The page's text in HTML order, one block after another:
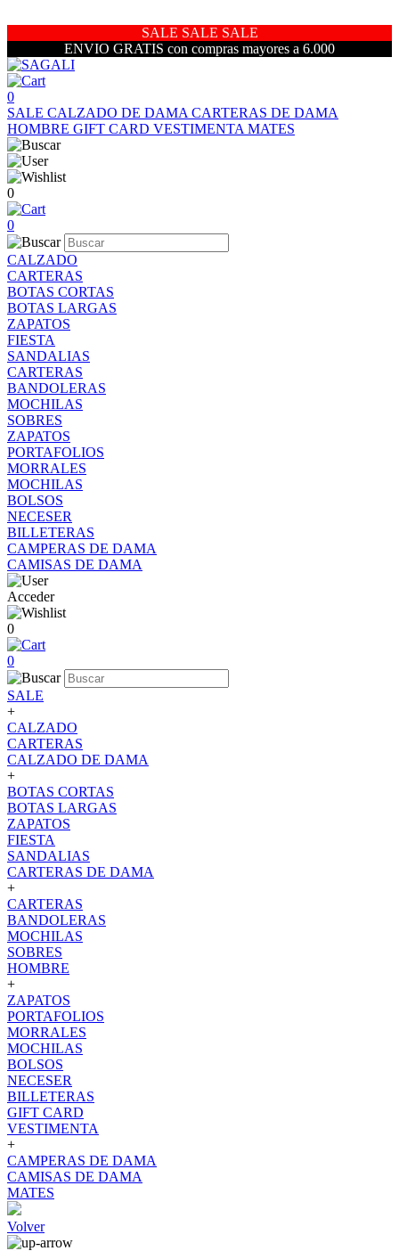
SALE SALE SALE
ENVIO GRATIS con compras mayores a 6.000
0
SALE CALZADO DE DAMA CARTERAS DE DAMA
HOMBRE GIFT CARD VESTIMENTA MATES
0
0
CALZADO
CARTERAS
BOTAS CORTAS
BOTAS LARGAS
ZAPATOS
FIESTA
SANDALIAS
CARTERAS
BANDOLERAS
MOCHILAS
SOBRES
ZAPATOS
PORTAFOLIOS
MORRALES
MOCHILAS
BOLSOS
NECESER
BILLETERAS
CAMPERAS DE DAMA
CAMISAS DE DAMA
Acceder
0
0
SALE
+
CALZADO
CARTERAS
CALZADO DE DAMA
+
BOTAS CORTAS
BOTAS LARGAS
ZAPATOS
FIESTA
SANDALIAS
CARTERAS DE DAMA
+
CARTERAS
BANDOLERAS
MOCHILAS
SOBRES
HOMBRE
+
ZAPATOS
PORTAFOLIOS
MORRALES
MOCHILAS
BOLSOS
NECESER
BILLETERAS
GIFT CARD
VESTIMENTA
+
CAMPERAS DE DAMA
CAMISAS DE DAMA
MATES
Volver